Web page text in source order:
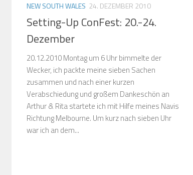
NEW SOUTH WALES 24. DEZEMBER 2010
Setting-Up ConFest: 20.-24.
Dezember
20.12.2010 Montag um 6 Uhr bimmelte der
Wecker, ich packte meine sieben Sachen
zusammen und nach einer kurzen
Verabschiedung und großem Dankeschön an
Arthur & Rita startete ich mit Hilfe meines Navis
Richtung Melbourne. Um kurz nach sieben Uhr
war ich an dem...